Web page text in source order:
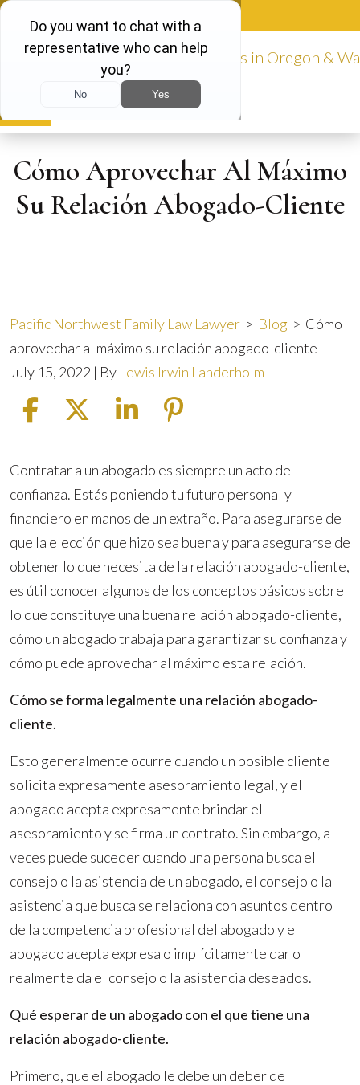
Skip
content
Cómo Aprovechar Al Máximo
Su Relación Abogado-Cliente
Pacific Northwest Family Law Lawyer > Blog > Cómo
aprovechar al máximo su relación abogado-cliente
July 15, 2022 | By Lewis Irwin Landerholm
Cómo
aprovechar
al
máximo
su
relación
abogado-
cliente
Contratar a un abogado es siempre un acto de
confianza. Estás poniendo tu futuro personal y
financiero en manos de un extraño. Para asegurarse de
que la elección que hizo sea buena y para asegurarse de
obtener lo que necesita de la relación abogado-cliente,
es útil conocer algunos de los conceptos básicos sobre
lo que constituye una buena relación abogado-cliente,
cómo un abogado trabaja para garantizar su confianza y
cómo puede aprovechar al máximo esta relación.
Cómo se forma legalmente una relación abogado-
cliente.
Esto generalmente ocurre cuando un posible cliente
solicita expresamente asesoramiento legal, y el
abogado acepta expresamente brindar el
asesoramiento y se firma un contrato. Sin embargo, a
veces puede suceder cuando una persona busca el
consejo o la asistencia de un abogado, el consejo o la
asistencia que busca se relaciona con asuntos dentro
de la competencia profesional del abogado y el
abogado acepta expresa o implícitamente dar o
realmente da el consejo o la asistencia deseados.
Qué esperar de un abogado con el que tiene una
relación abogado-cliente.
Primero, que el abogado le debe un deber de